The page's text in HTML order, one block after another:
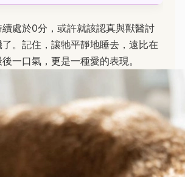
處於0分，或許就該認真與獸醫討
。記住，讓牠平靜地睡去，遠比在
一口氣，更是一種愛的表現。